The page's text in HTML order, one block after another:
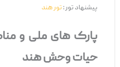
پیشنهاد تور :تور هند
پارک‌ های ملی و
حیات وحش هند